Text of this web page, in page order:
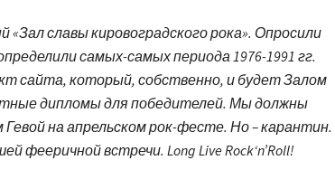
славы кировоградского рока». Опросили
самых-самых периода 1976-1991 гг.
сайта, который, собственно, и будет Залом
дипломы для победителей. Мы должны
на апрельском рок-фесте. Но – карантин.
фееричной встречи. Long Live Rock‘n’Roll!